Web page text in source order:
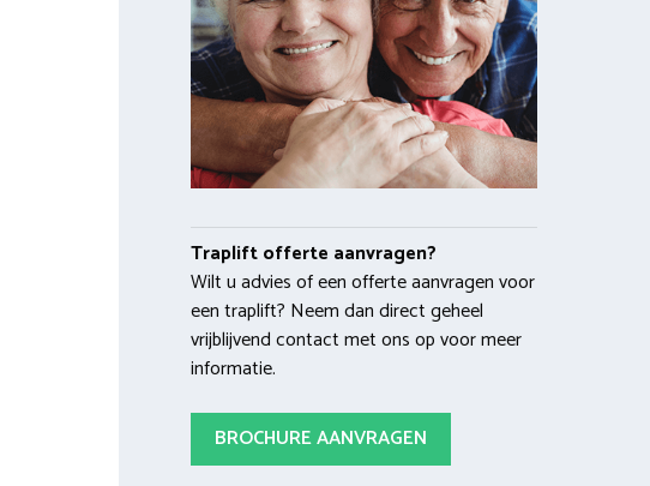
Traplift offerte aanvragen?
Wilt u advies of een offerte aanvragen voor
een traplift? Neem dan direct geheel
vrijblijvend contact met ons op voor meer
informatie.
BROCHURE AANVRAGEN